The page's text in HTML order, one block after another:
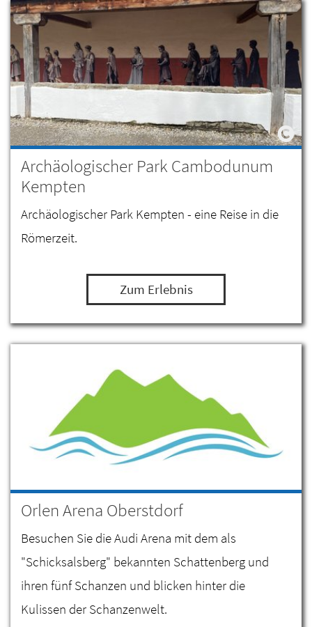
Archäologischer Park Cambodunum
Kempten
Archäologischer Park Kempten - eine Reise in die
Römerzeit.
Zum Erlebnis
Orlen Arena Oberstdorf
Besuchen Sie die Audi Arena mit dem als
"Schicksalsberg" bekannten Schattenberg und
ihren fünf Schanzen und blicken hinter die
Kulissen der Schanzenwelt.